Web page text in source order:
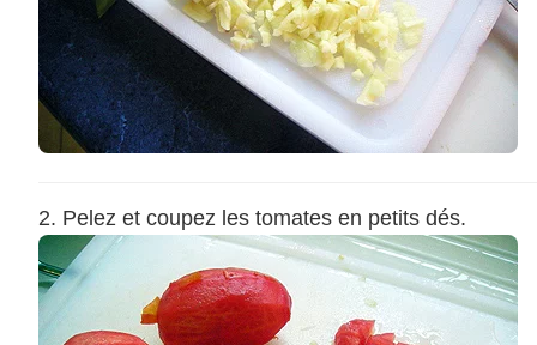
Pelez et coupez les tomates en petits dés.